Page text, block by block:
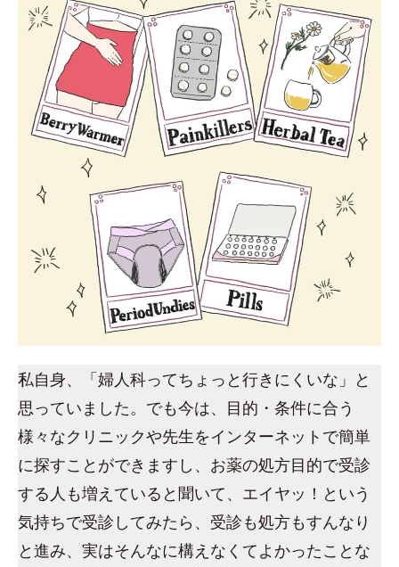
私自身、「婦人科ってちょっと行きにくいな」と
思っていました。でも今は、目的・条件に合う
様々なクリニックや先生をインターネットで簡単
に探すことができますし、お薬の処方目的で受診
する人も増えていると聞いて、エイヤッ！という
気持ちで受診してみたら、受診も処方もすんなり
と進み、実はそんなに構えなくてよかったことな